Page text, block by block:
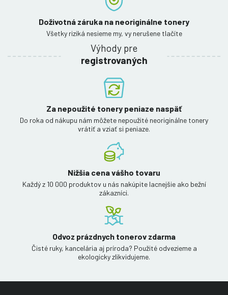
Doživotná záruka na neoriginálne tonery
Všetky riziká nesieme my, vy nerušene tlačíte
Výhody pre
registrovaných
Za nepoužité tonery peniaze naspäť
Do roka od nákupu nám môžete nepoužité neoriginálne tonery
vrátiť a vziať si peniaze.
Nižšia cena vášho tovaru
Každý z 10 000 produktov u nás nakúpite lacnejšie ako bežní
zákazníci.
Odvoz prázdnych tonerov zdarma
Čisté ruky, kancelária aj príroda? Použité odvezieme a
ekologicky zlikvidujeme.